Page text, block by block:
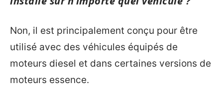
Non, il est principalement conçu pour être
utilisé avec des véhicules équipés de
moteurs diesel et dans certaines versions de
moteurs essence.